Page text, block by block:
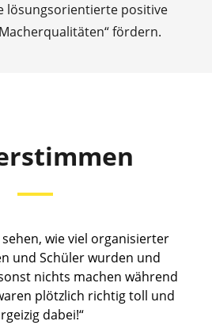
lösungsorientierte positive
fördern.
sehen, wie viel organisierter
und Schüler wurden und
nichts machen während
plötzlich richtig toll und
dabei!“